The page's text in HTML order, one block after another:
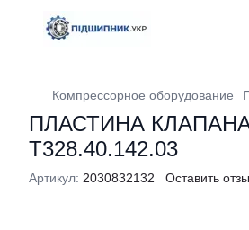
Компрессорное оборудование
ПЛАСТИНА
Т328.40.142.03
Артикул: 2030832132 Оставить